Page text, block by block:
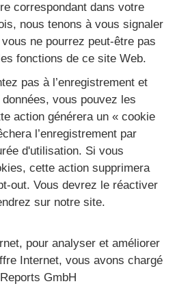
correspondant dans votre
nous tenons à vous signaler
ne pourrez peut-être pas
fonctions de ce site Web.
pas à l’enregistrement et
vous pouvez les
action générera un « cookie
l’enregistrement par
d'utilisation. Si vous
cette action supprimera
out. Vous devrez le réactiver
sur notre site.
pour analyser et améliorer
Internet, vous avons chargé
GmbH